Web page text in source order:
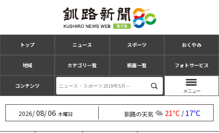
トップ ニュース スポーツ おくやみ
地域 カテゴリ一覧 紙面一覧 フォトサービス
コンテンツ
2026/08/06 木曜日 釧路の天気 21℃/17℃